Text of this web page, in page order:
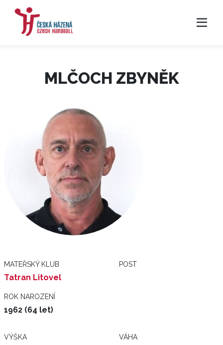
MLČOCH ZBYNĚK
MATEŘSKÝ KLUB
Tatran Litovel
POST
ROK NAROZENÍ
1962 (64 let)
VÝŠKA VÁHA